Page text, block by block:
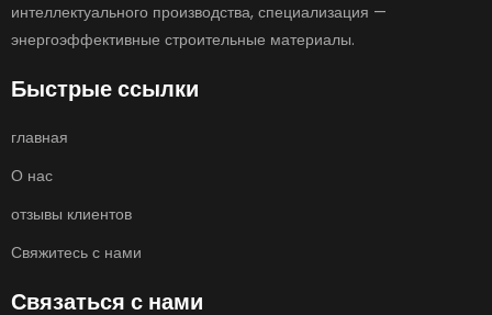
интеллектуального производства, специализация —
энергоэффективные строительные материалы.
Быстрые ссылки
главная
О нас
отзывы клиентов
Свяжитесь с нами
Связаться с нами